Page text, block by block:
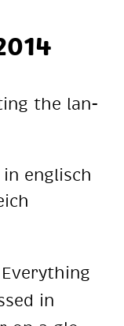
the lan­
eng­lisch
in